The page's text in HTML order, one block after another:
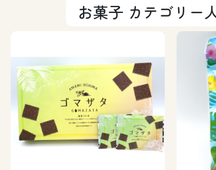
お菓子 カテゴリー